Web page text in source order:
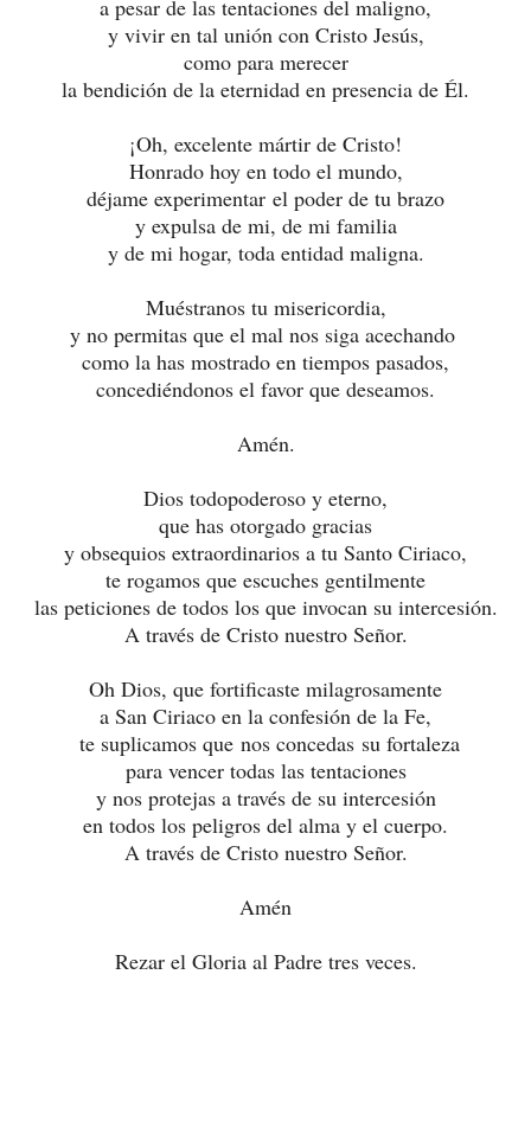
a pesar de las tentaciones del maligno,
y vivir en tal unión con Cristo Jesús,
como para merecer
la bendición de la eternidad en presencia de Él.
¡Oh, excelente mártir de Cristo!
Honrado hoy en todo el mundo,
déjame experimentar el poder de tu brazo
y expulsa de mi, de mi familia
y de mi hogar, toda entidad maligna.
Muéstranos tu misericordia,
y no permitas que el mal nos siga acechando
como la has mostrado en tiempos pasados,
concediéndonos el favor que deseamos.
Amén.
Dios todopoderoso y eterno,
que has otorgado gracias
y obsequios extraordinarios a tu Santo Ciriaco,
te rogamos que escuches gentilmente
las peticiones de todos los que invocan su intercesión.
A través de Cristo nuestro Señor.
Oh Dios, que fortificaste milagrosamente
a San Ciriaco en la confesión de la Fe,
te suplicamos que nos concedas su fortaleza
para vencer todas las tentaciones
y nos protejas a través de su intercesión
en todos los peligros del alma y el cuerpo.
A través de Cristo nuestro Señor.
Amén
Rezar el Gloria al Padre tres veces.